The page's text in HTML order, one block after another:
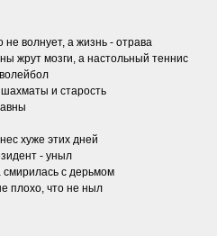
не волнует, а жизнь - отрава
жрут мозги, а настольный теннис
шахматы и старость
хуже этих дней
- уныл
с дерьмом
плохо, что не ныл